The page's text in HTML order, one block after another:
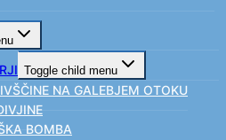
Toggle child menu
NA GALEBJEM OTOKU
BOMBA